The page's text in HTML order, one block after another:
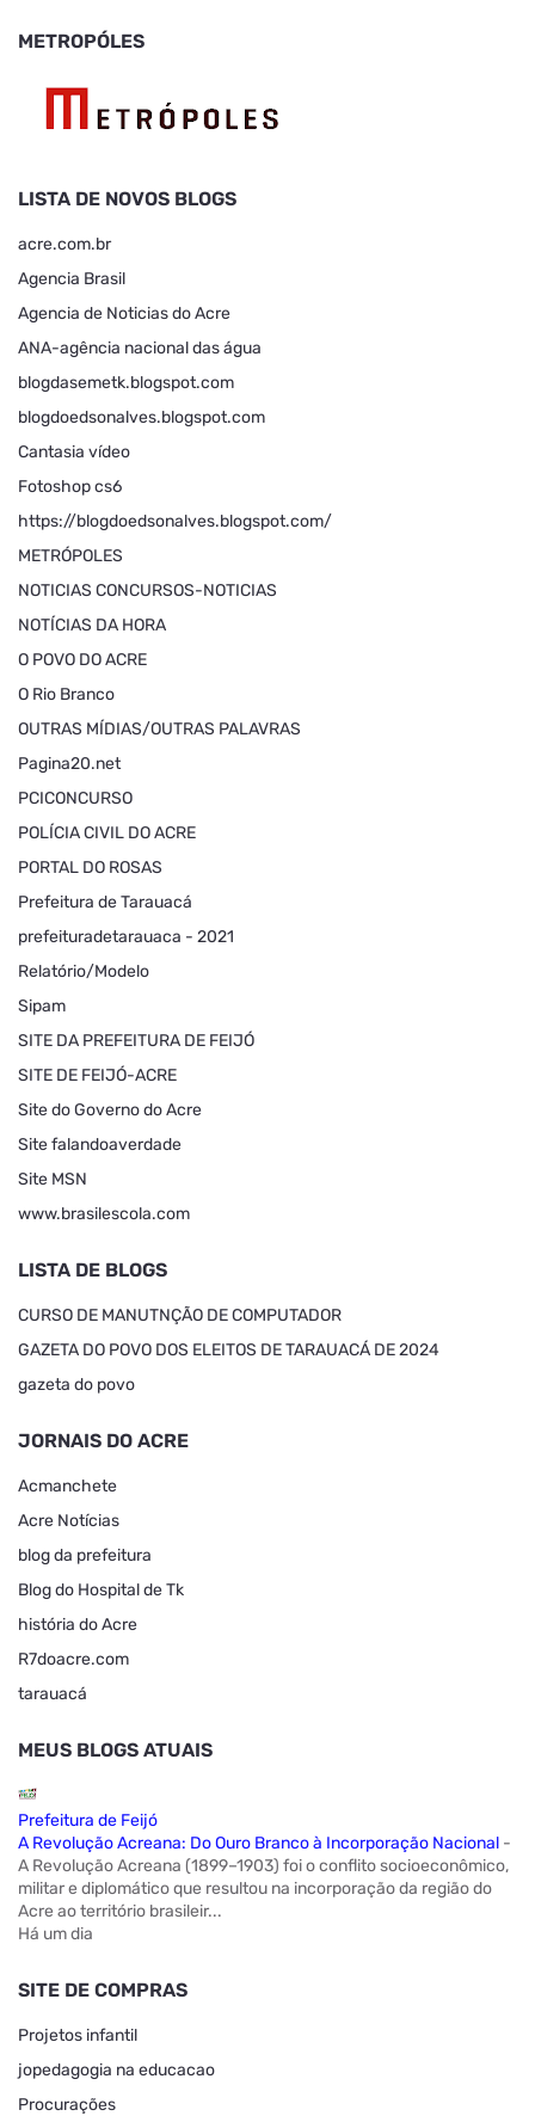
METROPÓLES
LISTA DE NOVOS BLOGS
acre.com.br
Agencia Brasil
Agencia de Noticias do Acre
ANA-agência nacional das água
blogdasemetk.blogspot.com
blogdoedsonalves.blogspot.com
Cantasia vídeo
Fotoshop cs6
https://blogdoedsonalves.blogspot.com/
METRÓPOLES
NOTICIAS CONCURSOS-NOTICIAS
NOTÍCIAS DA HORA
O POVO DO ACRE
O Rio Branco
OUTRAS MÍDIAS/OUTRAS PALAVRAS
Pagina20.net
PCICONCURSO
POLÍCIA CIVIL DO ACRE
PORTAL DO ROSAS
Prefeitura de Tarauacá
prefeituradetarauaca - 2021
Relatório/Modelo
Sipam
SITE DA PREFEITURA DE FEIJÓ
SITE DE FEIJÓ-ACRE
Site do Governo do Acre
Site falandoaverdade
Site MSN
www.brasilescola.com
LISTA DE BLOGS
CURSO DE MANUTNÇÃO DE COMPUTADOR
GAZETA DO POVO DOS ELEITOS DE TARAUACÁ DE 2024
gazeta do povo
JORNAIS DO ACRE
Acmanchete
Acre Notícias
blog da prefeitura
Blog do Hospital de Tk
história do Acre
R7doacre.com
tarauacá
MEUS BLOGS ATUAIS
Prefeitura de Feijó
A Revolução Acreana: Do Ouro Branco à Incorporação Nacional -
A Revolução Acreana (1899–1903) foi o conflito socioeconômico,
militar e diplomático que resultou na incorporação da região do
Acre ao território brasileir...
Há um dia
SITE DE COMPRAS
Projetos infantil
jopedagogia na educacao
Procurações